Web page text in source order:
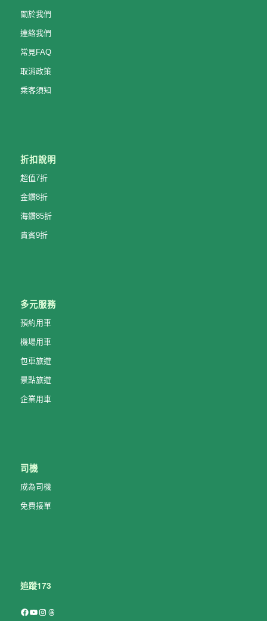
關於我們
連絡我們
常見FAQ
取消政策
乘客須知
折扣說明
超值7折
金鑽8折
海鑽85折
貴賓9折
多元服務
預約用車
機場用車
包車旅遊
景點旅遊
企業用車
司機
成為司機
免費接單
追蹤173
Facebook
YouTube
Instagram
Threads